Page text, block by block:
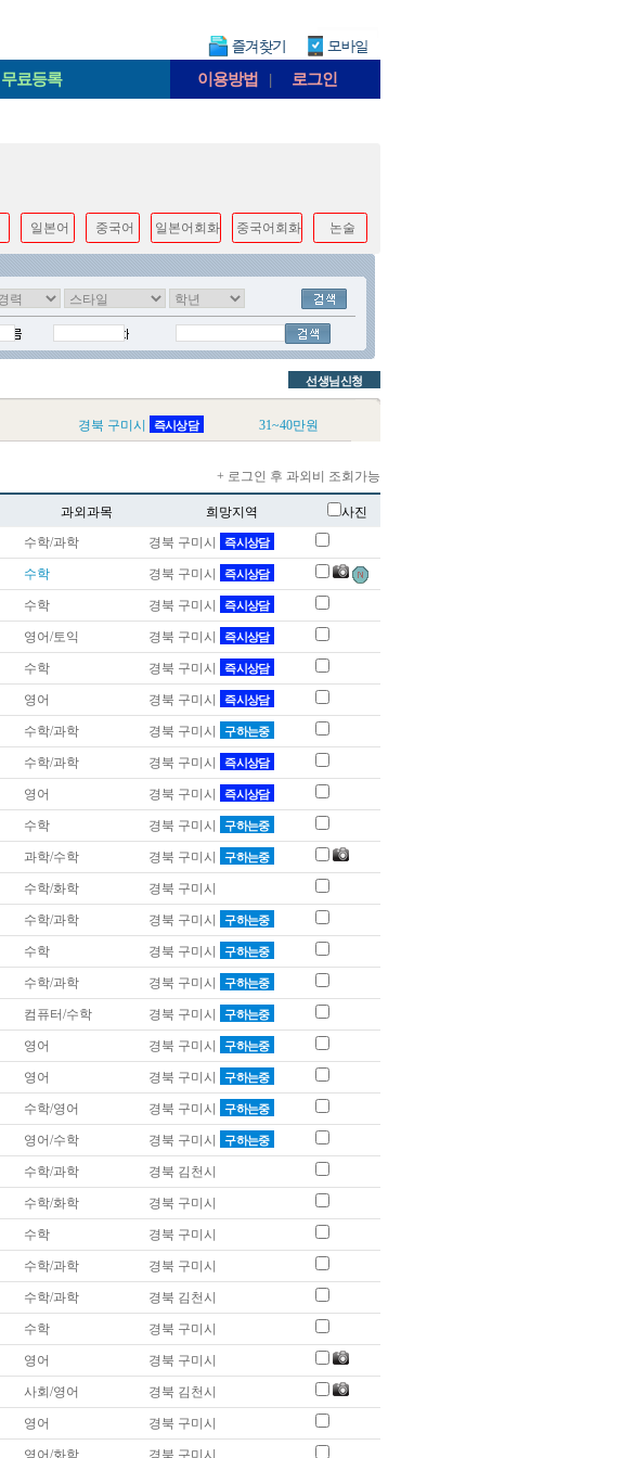
무료등록 이용방법 | 로그인
일본어 중국어 일본어회화 중국어회화 논술
선생님신청
경북 구미시 즉시상담 31~40만원
+ 로그인 후 과외비 조회가능
과외과목 희망지역
사진
수학/과학 경북 구미시 즉시상담
수학 경북 구미시 즉시상담
수학 경북 구미시 즉시상담
영어/토익 경북 구미시 즉시상담
수학 경북 구미시 즉시상담
영어 경북 구미시 즉시상담
수학/과학 경북 구미시 구하는중
수학/과학 경북 구미시 즉시상담
영어 경북 구미시 즉시상담
수학 경북 구미시 구하는중
과학/수학 경북 구미시 구하는중
수학/화학 경북 구미시
수학/과학 경북 구미시 구하는중
수학 경북 구미시 구하는중
수학/과학 경북 구미시 구하는중
컴퓨터/수학 경북 구미시 구하는중
영어 경북 구미시 구하는중
영어 경북 구미시 구하는중
수학/영어 경북 구미시 구하는중
영어/수학 경북 구미시 구하는중
수학/과학 경북 김천시
수학/화학 경북 구미시
수학 경북 구미시
수학/과학 경북 구미시
수학/과학 경북 김천시
수학 경북 구미시
영어 경북 구미시
사회/영어 경북 김천시
영어 경북 구미시
영어/화학 경북 구미시